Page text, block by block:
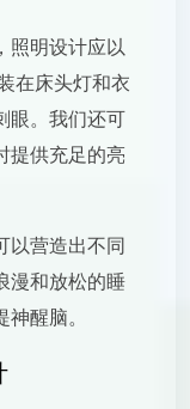
照明设计应以
在床头灯和衣
眼。我们还可
提供充足的亮
以营造出不同
漫和放松的睡
醒脑。